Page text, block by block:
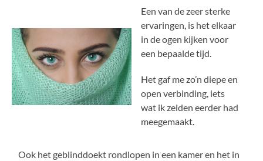
Een van de zeer sterke
ervaringen, is het elkaar
in de ogen kijken voor
een bepaalde tijd.
Het gaf me zo’n diepe en
open verbinding, iets
wat ik zelden eerder had
meegemaakt.
Ook het geblinddoekt rondlopen in een kamer en het in